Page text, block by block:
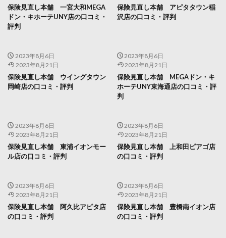
保険見直し本舗 一宮大和MEGA
ドン・キホーテUNY店の口コミ・
評判
保険見直し本舗 アピタタウン稲
沢店の口コミ・評判
2023年8月6日
2023年8月21日
保険見直し本舗 ウイングタウン
岡崎店の口コミ・評判
2023年8月6日
2023年8月21日
保険見直し本舗 MEGAドン・キ
ホーテUNY東海通店の口コミ・評
判
2023年8月6日
2023年8月21日
保険見直し本舗 東浦イオンモー
ル店の口コミ・評判
2023年8月6日
2023年8月21日
保険見直し本舗 上和田ピアゴ店
の口コミ・評判
2023年8月6日
2023年8月21日
保険見直し本舗 阿久比アピタ店
の口コミ・評判
2023年8月6日
2023年8月21日
保険見直し本舗 豊橋南イオン店
の口コミ・評判